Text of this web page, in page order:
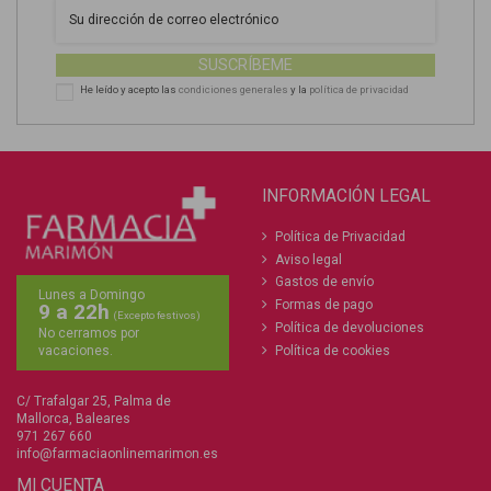
SUSCRÍBEME
He leído y acepto las condiciones generales y la política de privacidad
Lunes a Domingo
9 a 22h (Excepto festivos)
No cerramos por
vacaciones.
C/ Trafalgar 25, Palma de
Mallorca, Baleares
971 267 660
info@farmaciaonlinemarimon.es
INFORMACIÓN LEGAL
Política de Privacidad
Aviso legal
Gastos de envío
Formas de pago
Política de devoluciones
Política de cookies
MI CUENTA